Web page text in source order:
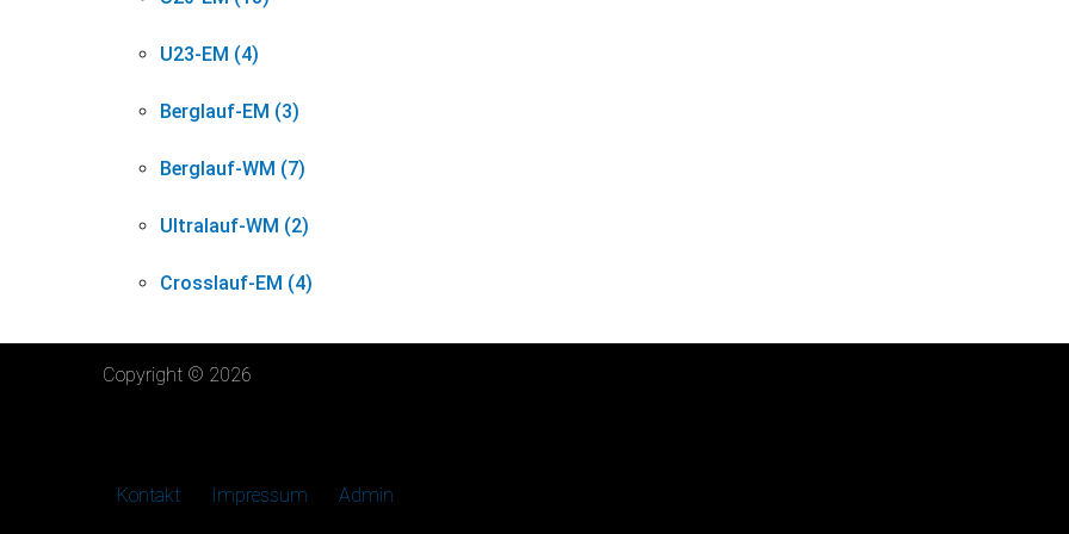
U23-EM (4)
Berglauf-EM (3)
Berglauf-WM (7)
Ultralauf-WM (2)
Crosslauf-EM (4)
Copyright © 2026
Kontakt Impressum Admin